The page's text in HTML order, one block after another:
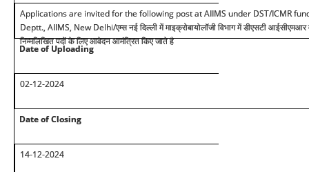
Applications are invited for the following post at AIIMS under DST/ICMR
Deptt., AIIMS, New Delhi/एम्स नई दिल्ली में माइक्रोबायोलॉजी विभाग में डीएसटी आईसीएमआर
निम्मलिखित पदों के लिए आवेदन आमंत्रित किए जाते है
Date of Uploading
02-12-2024
Date of Closing
14-12-2024